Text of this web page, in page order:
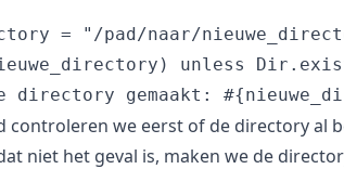
= "/pad/naar/
unless
controleren we eerst of de directory al
niet het geval is, maken we de